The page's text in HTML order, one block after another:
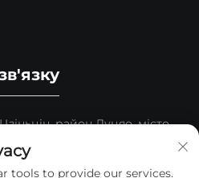
район Луцяо, місто
tools to provide our services.